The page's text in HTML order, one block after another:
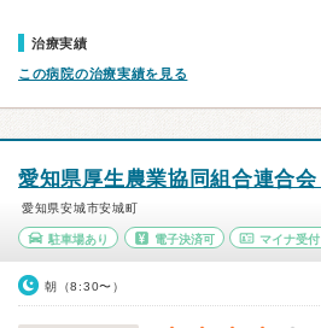
治療実績
この病院の治療実績を見る
愛知県厚生農業協同組合連合会
愛知県安城市安城町
駐車場あり 電子決済可 マイナ受付
朝（8:30〜）